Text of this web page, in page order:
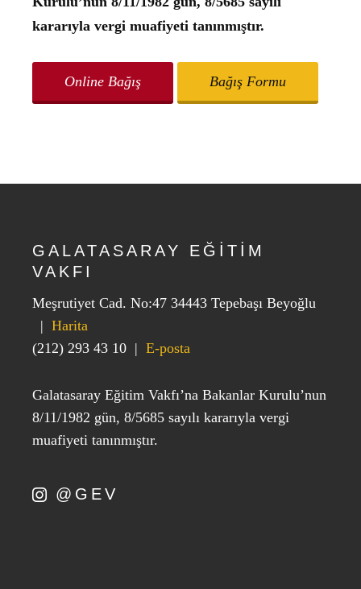
kararıyla vergi muafiyeti tanınmıştır.
Online Bağış Bağış Formu
GALATASARAY EĞİTİM
VAKFI
Meşrutiyet Cad. No:47 34443 Tepebaşı Beyoğlu
| Harita
(212) 293 43 10 | E-posta
Galatasaray Eğitim Vakfı’na Bakanlar Kurulu’nun
8/11/1982 gün, 8/5685 sayılı kararıyla vergi
muafiyeti tanınmıştır.
@GEV